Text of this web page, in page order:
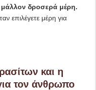
μάλλον δροσερά μέρη.
επιλέγετε μέρη για
και η
τον άνθρωπο